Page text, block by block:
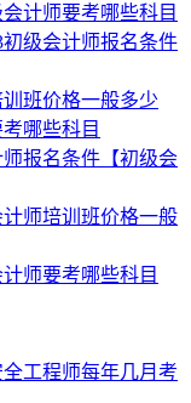
计师要考哪些科目
级会计师报名条件
班价格一般多少
哪些科目
报名条件【初级会
师培训班价格一般
师要考哪些科目
工程师每年几月考